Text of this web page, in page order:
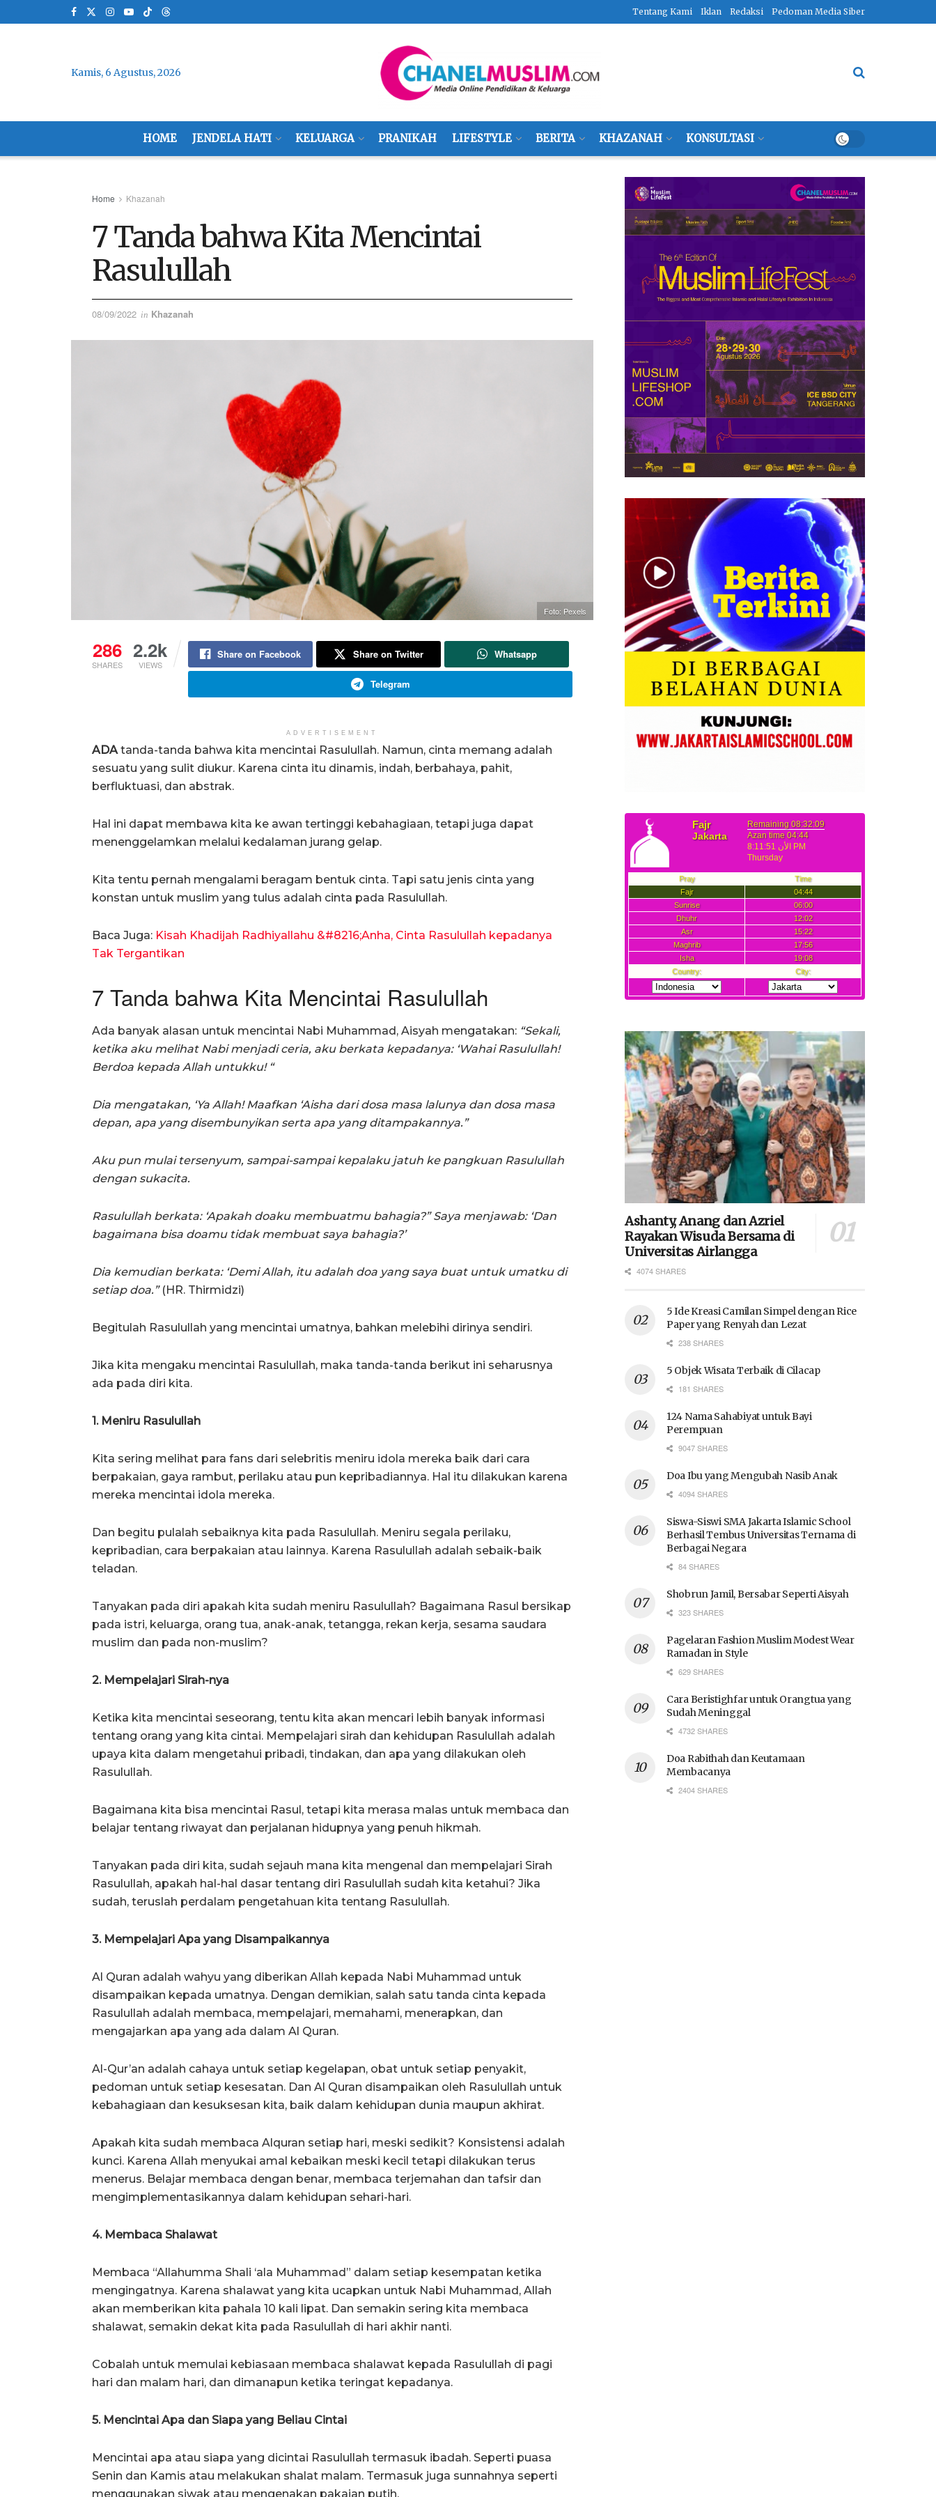
Tentang Kami Iklan Redaksi Pedoman Media Siber
Kamis, 6 Agustus, 2026
HOME JENDELA HATI KELUARGA PRANIKAH LIFESTYLE BERITA KHAZANAH KONSULTASI
Home Khazanah
7 Tanda bahwa Kita Mencintai
Rasulullah
08/09/2022 in Khazanah
Foto: Pexels
286
SHARES
2.2k
VIEWS
Share on Facebook Share on Twitter Whatsapp
Telegram
ADVERTISEMENT
ADA tanda-tanda bahwa kita mencintai Rasulullah. Namun, cinta memang adalah
sesuatu yang sulit diukur. Karena cinta itu dinamis, indah, berbahaya, pahit,
berfluktuasi, dan abstrak.
Hal ini dapat membawa kita ke awan tertinggi kebahagiaan, tetapi juga dapat
menenggelamkan melalui kedalaman jurang gelap.
Kita tentu pernah mengalami beragam bentuk cinta. Tapi satu jenis cinta yang
konstan untuk muslim yang tulus adalah cinta pada Rasulullah.
Baca Juga: Kisah Khadijah Radhiyallahu &#8216;Anha, Cinta Rasulullah kepadanya
Tak Tergantikan
7 Tanda bahwa Kita Mencintai Rasulullah
Ada banyak alasan untuk mencintai Nabi Muhammad, Aisyah mengatakan: “Sekali,
ketika aku melihat Nabi menjadi ceria, aku berkata kepadanya: ‘Wahai Rasulullah!
Berdoa kepada Allah untukku! “
Dia mengatakan, ‘Ya Allah! Maafkan ‘Aisha dari dosa masa lalunya dan dosa masa
depan, apa yang disembunyikan serta apa yang ditampakannya.”
Aku pun mulai tersenyum, sampai-sampai kepalaku jatuh ke pangkuan Rasulullah
dengan sukacita.
Rasulullah berkata: ‘Apakah doaku membuatmu bahagia?” Saya menjawab: ‘Dan
bagaimana bisa doamu tidak membuat saya bahagia?’
Dia kemudian berkata: ‘Demi Allah, itu adalah doa yang saya buat untuk umatku di
setiap doa.”(HR. Thirmidzi)
Begitulah Rasulullah yang mencintai umatnya, bahkan melebihi dirinya sendiri.
Jika kita mengaku mencintai Rasulullah, maka tanda-tanda berikut ini seharusnya
ada pada diri kita.
1. Meniru Rasulullah
Kita sering melihat para fans dari selebritis meniru idola mereka baik dari cara
berpakaian, gaya rambut, perilaku atau pun kepribadiannya. Hal itu dilakukan karena
mereka mencintai idola mereka.
Dan begitu pulalah sebaiknya kita pada Rasulullah. Meniru segala perilaku,
kepribadian, cara berpakaian atau lainnya. Karena Rasulullah adalah sebaik-baik
teladan.
Tanyakan pada diri apakah kita sudah meniru Rasulullah? Bagaimana Rasul bersikap
pada istri, keluarga, orang tua, anak-anak, tetangga, rekan kerja, sesama saudara
muslim dan pada non-muslim?
2. Mempelajari Sirah-nya
Ketika kita mencintai seseorang, tentu kita akan mencari lebih banyak informasi
tentang orang yang kita cintai. Mempelajari sirah dan kehidupan Rasulullah adalah
upaya kita dalam mengetahui pribadi, tindakan, dan apa yang dilakukan oleh
Rasulullah.
Bagaimana kita bisa mencintai Rasul, tetapi kita merasa malas untuk membaca dan
belajar tentang riwayat dan perjalanan hidupnya yang penuh hikmah.
Tanyakan pada diri kita, sudah sejauh mana kita mengenal dan mempelajari Sirah
Rasulullah, apakah hal-hal dasar tentang diri Rasulullah sudah kita ketahui? Jika
sudah, teruslah perdalam pengetahuan kita tentang Rasulullah.
3. Mempelajari Apa yang Disampaikannya
Al Quran adalah wahyu yang diberikan Allah kepada Nabi Muhammad untuk
disampaikan kepada umatnya. Dengan demikian, salah satu tanda cinta kepada
Rasulullah adalah membaca, mempelajari, memahami, menerapkan, dan
mengajarkan apa yang ada dalam Al Quran.
Al-Qur’an adalah cahaya untuk setiap kegelapan, obat untuk setiap penyakit,
pedoman untuk setiap kesesatan. Dan Al Quran disampaikan oleh Rasulullah untuk
kebahagiaan dan kesuksesan kita, baik dalam kehidupan dunia maupun akhirat.
Apakah kita sudah membaca Alquran setiap hari, meski sedikit? Konsistensi adalah
kunci. Karena Allah menyukai amal kebaikan meski kecil tetapi dilakukan terus
menerus. Belajar membaca dengan benar, membaca terjemahan dan tafsir dan
mengimplementasikannya dalam kehidupan sehari-hari.
4. Membaca Shalawat
Membaca “Allahumma Shali ‘ala Muhammad” dalam setiap kesempatan ketika
mengingatnya. Karena shalawat yang kita ucapkan untuk Nabi Muhammad, Allah
akan memberikan kita pahala 10 kali lipat. Dan semakin sering kita membaca
shalawat, semakin dekat kita pada Rasulullah di hari akhir nanti.
Cobalah untuk memulai kebiasaan membaca shalawat kepada Rasulullah di pagi
hari dan malam hari, dan dimanapun ketika teringat kepadanya.
5. Mencintai Apa dan Siapa yang Beliau Cintai
Mencintai apa atau siapa yang dicintai Rasulullah termasuk ibadah. Seperti puasa
Senin dan Kamis atau melakukan shalat malam. Termasuk juga sunnahnya seperti
menggunakan siwak atau mengenakan pakaian putih.
Ashanty, Anang dan Azriel
Rayakan Wisuda Bersama di
Universitas Airlangga
4074 SHARES
5 Ide Kreasi Camilan Simpel dengan Rice
Paper yang Renyah dan Lezat
238 SHARES
5 Objek Wisata Terbaik di Cilacap
181 SHARES
124 Nama Sahabiyat untuk Bayi
Perempuan
9047 SHARES
Doa Ibu yang Mengubah Nasib Anak
4094 SHARES
Siswa-Siswi SMA Jakarta Islamic School
Berhasil Tembus Universitas Ternama di
Berbagai Negara
84 SHARES
Shobrun Jamil, Bersabar Seperti Aisyah
323 SHARES
Pagelaran Fashion Muslim Modest Wear
Ramadan in Style
629 SHARES
Cara Beristighfar untuk Orangtua yang
Sudah Meninggal
4732 SHARES
Doa Rabithah dan Keutamaan
Membacanya
2404 SHARES